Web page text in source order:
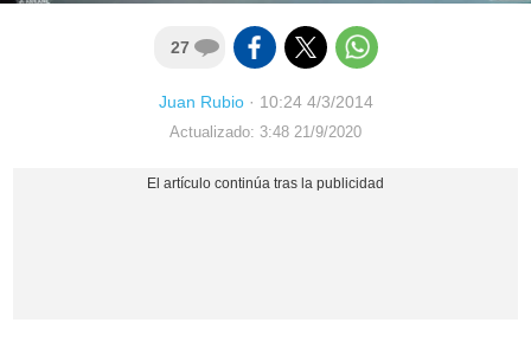
27
Juan Rubio· 10:24 4/3/2014
Actualizado: 3:48 21/9/2020